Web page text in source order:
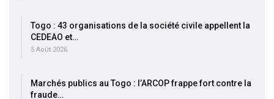
Togo : 43 organisations de la société civile appellent la
CEDEAO et…
5 Août 2026
Marchés publics au Togo : l’ARCOP frappe fort contre la
fraude…